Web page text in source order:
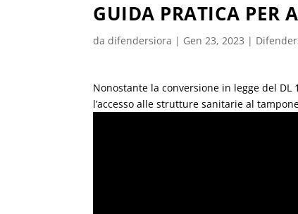
GUIDA PRATICA PER
da difendersiora | Gen 23, 2023 |
Nonostante la conversione in legge del
l’accesso alle strutture sanitarie al